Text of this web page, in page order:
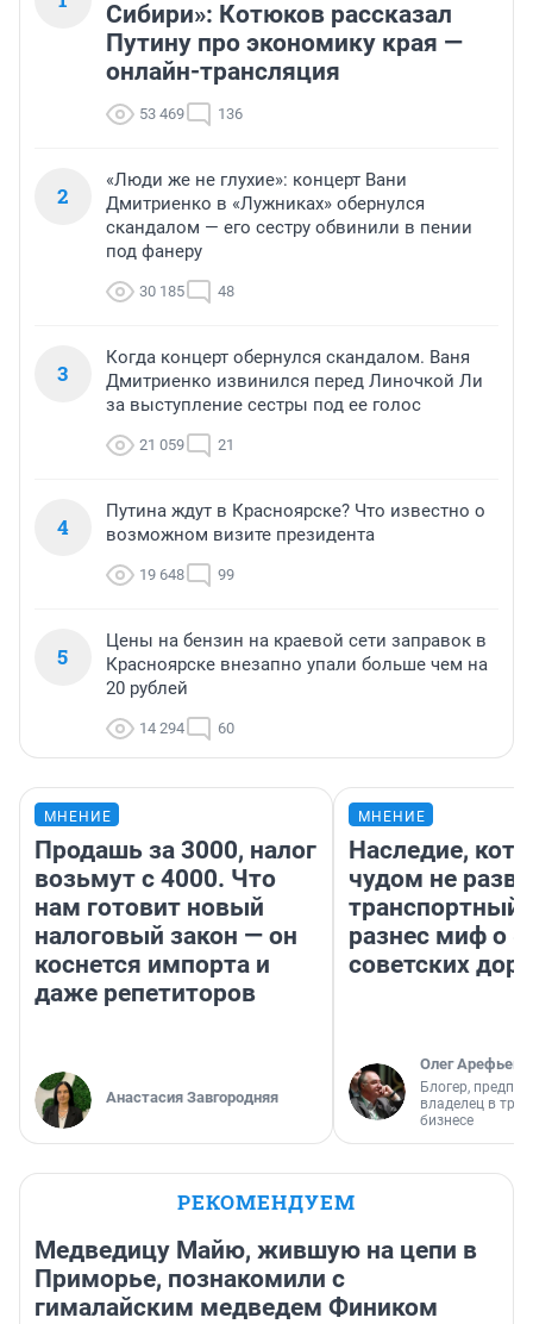
Сибири»: Котюков рассказал
Путину про экономику края —
онлайн-трансляция
53 469 136
2
«Люди же не глухие»: концерт Вани
Дмитриенко в «Лужниках» обернулся
скандалом — его сестру обвинили в пении
под фанеру
30 185 48
3
Когда концерт обернулся скандалом. Ваня
Дмитриенко извинился перед Линочкой Ли
за выступление сестры под ее голос
21 059 21
4
Путина ждут в Красноярске? Что известно о
возможном визите президента
19 648 99
5
Цены на бензин на краевой сети заправок в
Красноярске внезапно упали больше чем на
20 рублей
14 294 60
МНЕНИЕ
Продашь за 3000, налог
возьмут с 4000. Что
нам готовит новый
налоговый закон — он
коснется импорта и
даже репетиторов
Анастасия Завгородняя
МНЕНИЕ
Наследие,
чудом не
транспортный
разнес миф о
советских
Олег Арефьев
Блогер,
владелец в
бизнесе
РЕКОМЕНДУЕМ
Медведицу Майю, жившую на цепи в
Приморье, познакомили с
гималайским медведем Фиником